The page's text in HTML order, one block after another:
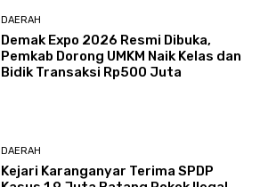
DAERAH
Demak Expo 2026 Resmi Dibuka,
Pemkab Dorong UMKM Naik Kelas dan
Bidik Transaksi Rp500 Juta
DAERAH
Kejari Karanganyar Terima SPDP